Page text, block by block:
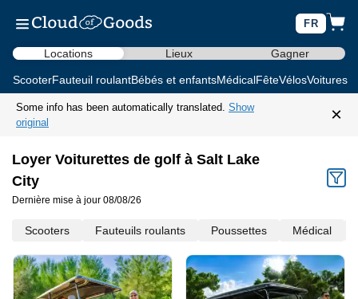
FR
Locations Lieux Gagner
ScooterFauteuil roulantBébés et enfantsMédicalFêteVélosVoitures
Some info has been automatically translated. Show
original
×
Loyer Voiturettes de golf à Salt Lake
City
Dernière mise à jour 08/08/26
Scooters Fauteuils roulants Poussettes Médical